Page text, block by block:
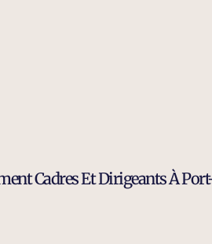
Cadres Et Dirigeants À